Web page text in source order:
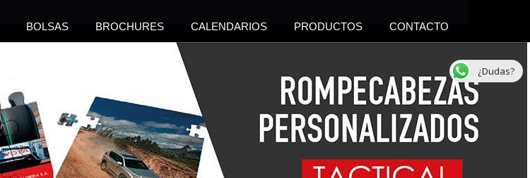
BOLSAS BROCHURES CALENDARIOS PRODUCTOS CONTACTO
¿Dudas?